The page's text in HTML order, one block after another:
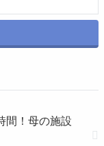
間！母の施設